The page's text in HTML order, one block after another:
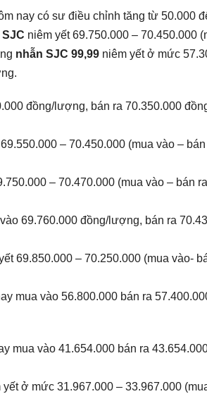
nay có sư điều chỉnh tăng từ 50.000
niêm yết 69.750.000 – 70.450.000
nhẫn SJC 99,99 niêm yết ở mức
đồng/lượng, bán ra 70.350.000
– 70.450.000 (mua vào –
– 70.470.000 (mua vào – bán
69.760.000 đồng/lượng, bán ra
69.850.000 – 70.250.000 (mua vào-
mua vào 56.800.000 bán ra
mua vào 41.654.000 bán ra
yết ở mức 31.967.000 – 33.967.000